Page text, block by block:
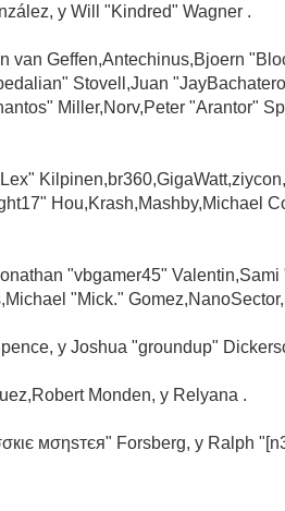
y Will "Kindred" Wagner .
van Geffen,Antechinus,Bjoern
Stovell,Juan
Miller,Norv,Peter "Arantor"
"vbgamer45"
"Mick."
y Joshua "groundup"
Monden, y Relyana .
мσηѕтєя" Forsberg, y Ralph